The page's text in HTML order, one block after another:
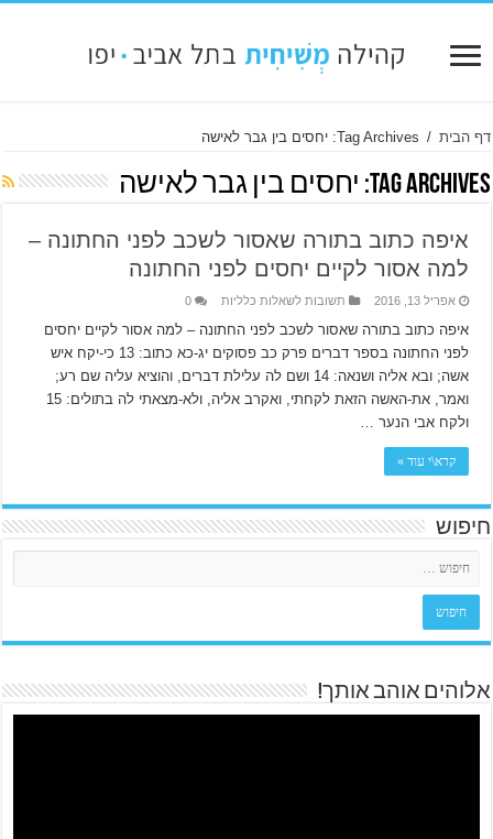
דף הבית / Tag Archives: יחסים בין גבר לאישה
Tag Archives: יחסים בין גבר לאישה
איפה כתוב בתורה שאסור לשכב לפני החתונה –
למה אסור לקיים יחסים לפני החתונה
אפריל 13, 2016 תשובות לשאלות כלליות 0
איפה כתוב בתורה שאסור לשכב לפני החתונה – למה אסור לקיים יחסים
לפני החתונה בספר דברים פרק כב פסוקים יג-כא כתוב: 13 כי-יקח איש
אשה; ובא אליה ושנאה: 14 ושם לה עלילת דברים, והוציא עליה שם רע;
ואמר, את-האשה הזאת לקחתי, ואקרב אליה, ולא-מצאתי לה בתולים: 15
ולקח אבי הנער …
קרא\י עוד »
חיפוש
אלוהים אוהב אותך!